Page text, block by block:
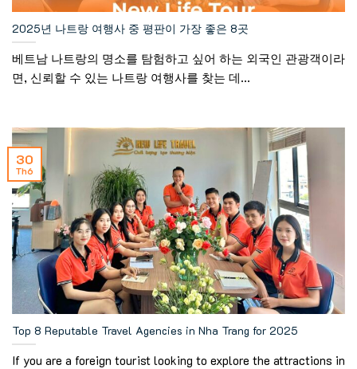
2025년 나트랑 여행사 중 평판이 가장 좋은 8곳
베트남 나트랑의 명소를 탐험하고 싶어 하는 외국인 관광객이라
면, 신뢰할 수 있는 나트랑 여행사를 찾는 데...
Top 8 Reputable Travel Agencies in Nha Trang for 2025
If you are a foreign tourist looking to explore the attractions in
30
Th6